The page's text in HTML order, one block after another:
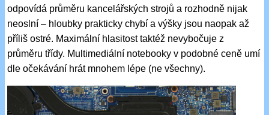
odpovídá průměru kancelářských strojů a rozhodně nijak
neoslní – hloubky prakticky chybí a výšky jsou naopak až
příliš ostré. Maximální hlasitost taktéž nevybočuje z
průměru třídy. Multimediální notebooky v podobné ceně umí
dle očekávání hrát mnohem lépe (ne všechny).